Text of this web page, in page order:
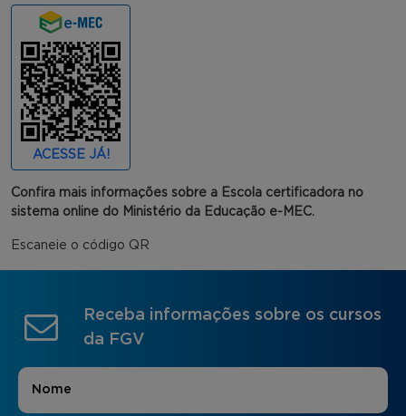
ACESSE JÁ!
Confira mais informações sobre a Escola certificadora no
sistema online do Ministério da Educação e-MEC.
Escaneie o código QR
Receba informações sobre os cursos
da FGV
Nome